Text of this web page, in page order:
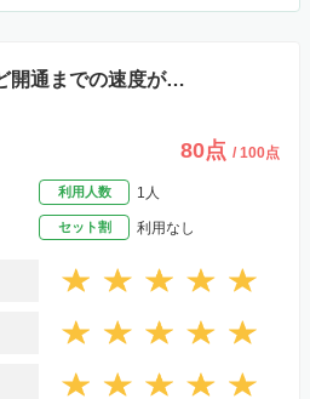
開通までの速度が…
80点 / 100点
利用人数 1人
セット割 利用なし